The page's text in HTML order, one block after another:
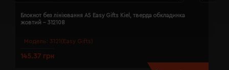
Модель: 3121(Easy Gifts)
Блокнот без лініювання A5 Easy Gifts Kiel, тверда обкладинка
жовтий - 312108
145.37 грн